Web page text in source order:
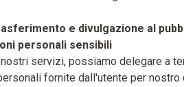
e divulgazione al
personali sensibili
servizi, possiamo delegare a
fornite dall'utente per nostro